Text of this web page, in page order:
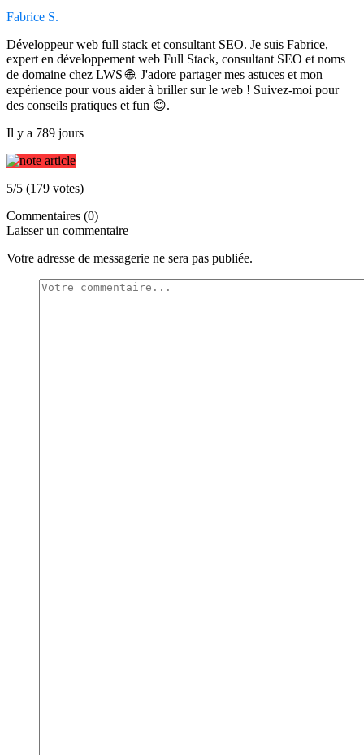
Fabrice S.
Développeur web full stack et consultant SEO. Je suis Fabrice,
expert en développement web Full Stack, consultant SEO et noms
de domaine chez LWS 🌐. J'adore partager mes astuces et mon
expérience pour vous aider à briller sur le web ! Suivez-moi pour
des conseils pratiques et fun 😊.
Il y a 789 jours
5/5 (179 votes)
Commentaires (0)
Laisser un commentaire
Votre adresse de messagerie ne sera pas publiée.